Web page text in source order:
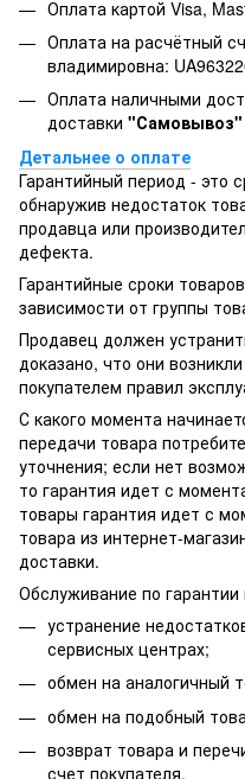
Оплата картой Visa,
Оплата на расчётный
владимировна:
Оплата наличными
доставки "Самовывоз"
Детальнее о оплате
Гарантийный период - это
обнаружив недостаток
продавца или
дефекта.
Гарантийные сроки
зависимости от группы
Продавец должен
доказано, что они
покупателем правил
С какого момента
передачи товара
уточнения; если нет
то гарантия идет с
товары гарантия идет с
товара из интернет-
доставки.
Обслуживание по
устранение
сервисных центрах;
обмен на аналогичный
обмен на подобный
возврат товара и
счет покупателя.